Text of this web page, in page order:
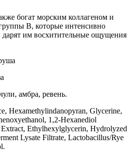
богат морским коллагеном и
В, которые интенсивно
им восхитительные ощущения
амбра, ревень.
Hexamethylindanopyran, Glycerine,
1,2-Hexanediol
Ethylhexylglycerin, Hydrolyzed
Lysate Filtrate, Lactobacillus/Rye